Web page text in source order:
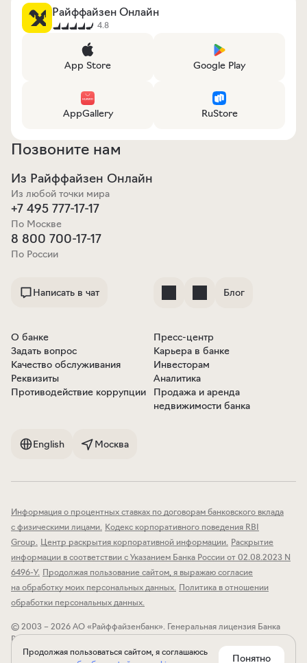
Продолжая пользоваться сайтом, я соглашаюсь
Понятно
Райффайзен Онлайн
4.8
App Store Google Play
AppGallery RuStore
Позвоните нам
Из Райффайзен Онлайн
Из любой точки мира
+7 495 777-17-17
По Москве
8 800 700-17-17
По России
Написать в чат Блог
О банке
Задать вопрос
Качество обслуживания
Реквизиты
Противодействие коррупции
Пресс-центр
Карьера в банке
Инвесторам
Аналитика
Продажа и аренда
недвижимости банка
English Москва
Информация о процентных ставках по договорам банковского вклада
с физическими лицами Кодекс корпоративного поведения RBI
Group Центр раскрытия корпоративной информации Раскрытие
информации в соответствии с Указанием Банка России от 02.08.2023 N
6496-У. Продолжая пользование сайтом, я выражаю согласие
на обработку моих персональных данных Политика в отношении
обработки персональных данных
© 2003 – 2026 АО «Райффайзенбанк». Генеральная лицензия Банка
России № 3292 от 17.02.2015.
д. 28.